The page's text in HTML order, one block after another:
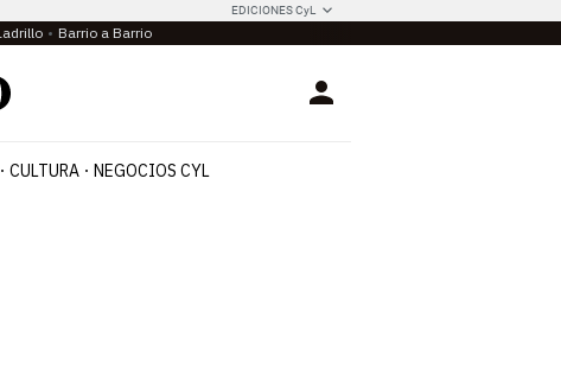
EDICIONES CyL
Barrio a Barrio
Login
CULTURA NEGOCIOS CYL